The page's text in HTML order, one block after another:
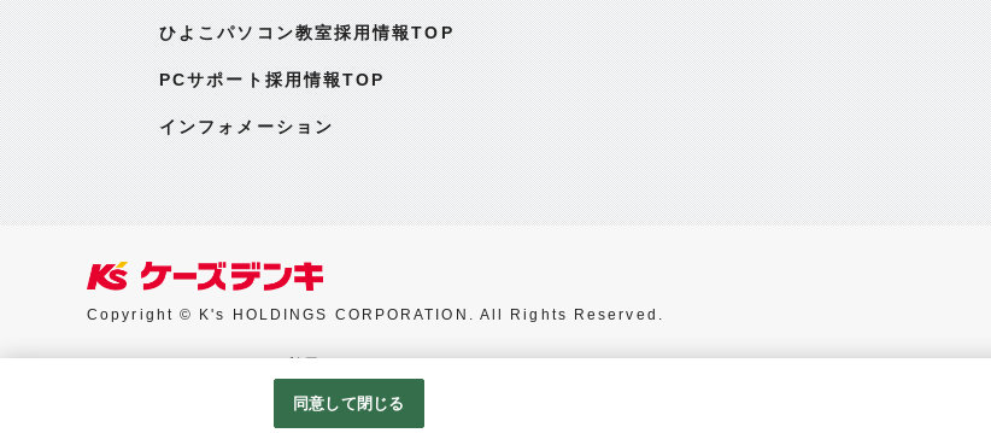
ひよこパソコン教室採用情報TOP
PCサポート採用情報TOP
インフォメーション
Copyright © K's HOLDINGS CORPORATION. All Rights Reserved.
Googleアナリティクスの利用について
同意して閉じる